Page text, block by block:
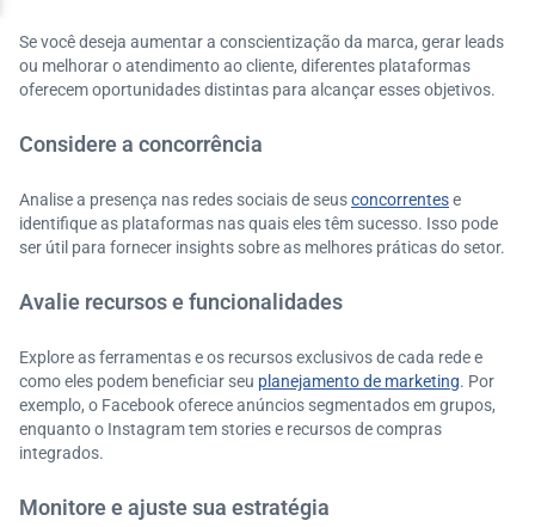
Se você deseja aumentar a conscientização da marca, gerar leads
ou melhorar o atendimento ao cliente, diferentes plataformas
oferecem oportunidades distintas para alcançar esses objetivos.
Considere a concorrência
Analise a presença nas redes sociais de seusconcorrentese
identifique as plataformas nas quais eles têm sucesso. Isso pode
ser útil para fornecer insights sobre as melhores práticas do setor.
Avalie recursos e funcionalidades
Explore as ferramentas e os recursos exclusivos de cada rede e
como eles podem beneficiar seu planejamento de marketing. Por
exemplo, o Facebook oferece anúncios segmentados em grupos,
enquanto o Instagram tem stories e recursos de compras
integrados.
Monitore e ajuste sua estratégia